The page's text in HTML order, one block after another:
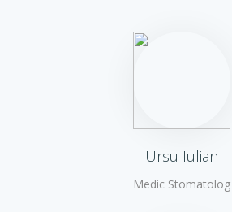
Ursu Iulian
Medic Stomatolog